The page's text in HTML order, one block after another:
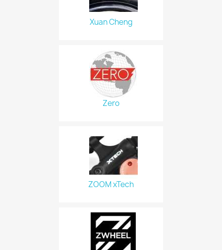
Xuan Cheng
Zero
ZOOM xTech